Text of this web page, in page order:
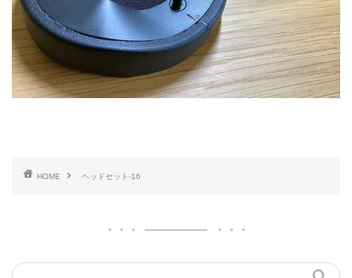
HOME ヘッドセット-16